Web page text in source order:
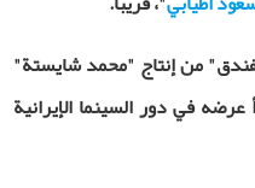
من إنتاج "محمد شايستة"
في دور السينما الإيرانية